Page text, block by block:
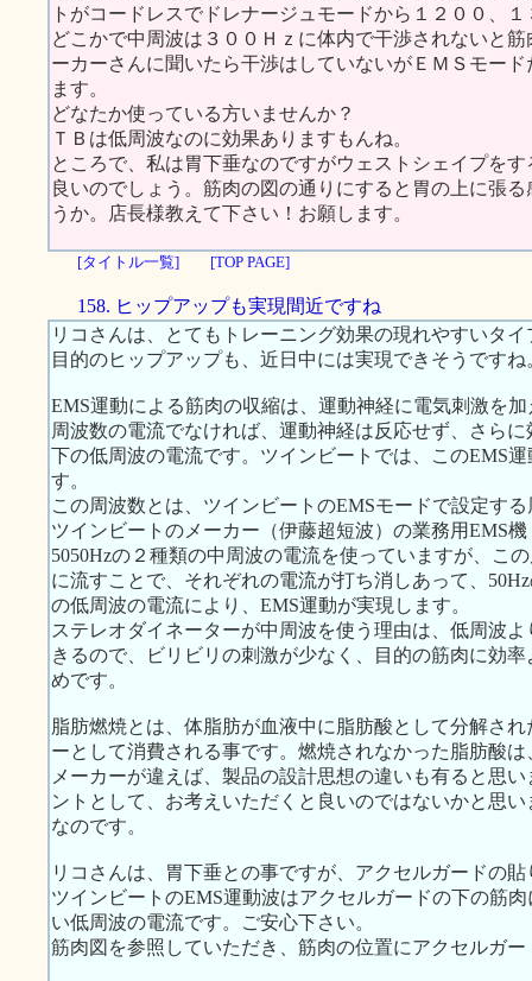
トがコードレスでドレナージュモードから１２００、
どこかで中周波は３００Ｈｚに体内で干渉されないと
ーカーさんに聞いたら干渉はしていないがＥＭＳモー
ます。
どなたか使っている方いませんか？
ＴＢは低周波なのに効果ありますもんね。
ところで、私は胃下垂なのですがウェストシェイプを
良いのでしょう。筋肉の図の通りにすると胃の上に張
うか。店長様教えて下さい！お願します。
[タイトル一覧] [TOP PAGE]
158. ヒップアップも実現間近ですね
リコさんは、とてもトレーニング効果の現れやすいタ
目的のヒップアップも、近日中には実現できそうですね
EMS運動による筋肉の収縮は、運動神経に電気刺激を
周波数の電流でなければ、運動神経は反応せず、さら
下の低周波の電流です。ツインビートでは、このEMS
す。
この周波数とは、ツインビートのEMSモードで設定す
ツインビートのメーカー（伊藤超短波）の業務用EMS
5050Hzの２種類の中周波の電流を使っていますが、こ
に流すことで、それぞれの電流が打ち消しあって、
の低周波の電流により、EMS運動が実現します。
ステレオダイネーターが中周波を使う理由は、低周波
きるので、ビリビリの刺激が少なく、目的の筋肉に効
めです。
脂肪燃焼とは、体脂肪が血液中に脂肪酸として分解さ
ーとして消費される事です。燃焼されなかった脂肪酸
メーカーが違えば、製品の設計思想の違いも有ると思
ントとして、お考えいただくと良いのではないかと思
なのです。
リコさんは、胃下垂との事ですが、アクセルガードの
ツインビートのEMS運動波はアクセルガードの下の筋
い低周波の電流です。ご安心下さい。
筋肉図を参照していただき、筋肉の位置にアクセルガ